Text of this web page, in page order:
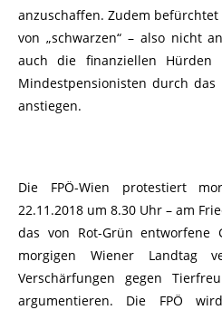
anzuschaffen. Zudem
von „schwarzen“ – also nicht
auch die finanziellen Hürden
Mindestpensionisten durch
anstiegen.
Die FPÖ-Wien protestiert
22.11.2018 um 8.30 Uhr – am
das von Rot-Grün
morgigen Wiener Landtag
Verschärfungen gegen
argumentieren. Die FPÖ